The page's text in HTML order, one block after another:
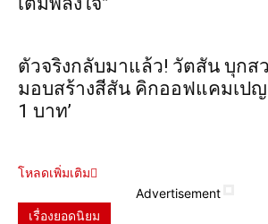
ตัวจริงกลับมาแล้ว! วัตสัน บุก
มอบสร้างสีสัน คิกออฟแคมเปญ
1 บาท’
โหลดเพิ่มเติม
Advertisement
เรื่องยอดนิยม